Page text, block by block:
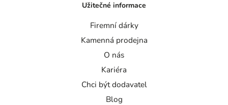
Užitečné informace
Firemní dárky
Kamenná prodejna
O nás
Kariéra
Chci být dodavatel
Blog